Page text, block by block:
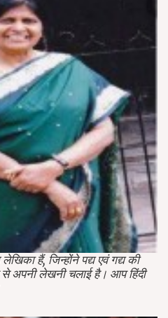
लेखिका हैं, जिन्होंने पद्य एवं गद्य की
से अपनी लेखनी चलाई है। आप हिंदी